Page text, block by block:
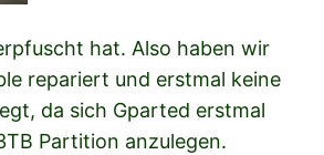
hat. Also haben wir
repariert und erstmal keine
da sich Gparted erstmal
Partition anzulegen.